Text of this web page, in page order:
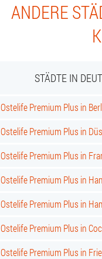
ANDERE
STÄDTE IN
Ostelife Premium Plus in
Ostelife Premium Plus in
Ostelife Premium Plus in
Ostelife Premium Plus in
Ostelife Premium Plus in
Ostelife Premium Plus in
Ostelife Premium Plus in